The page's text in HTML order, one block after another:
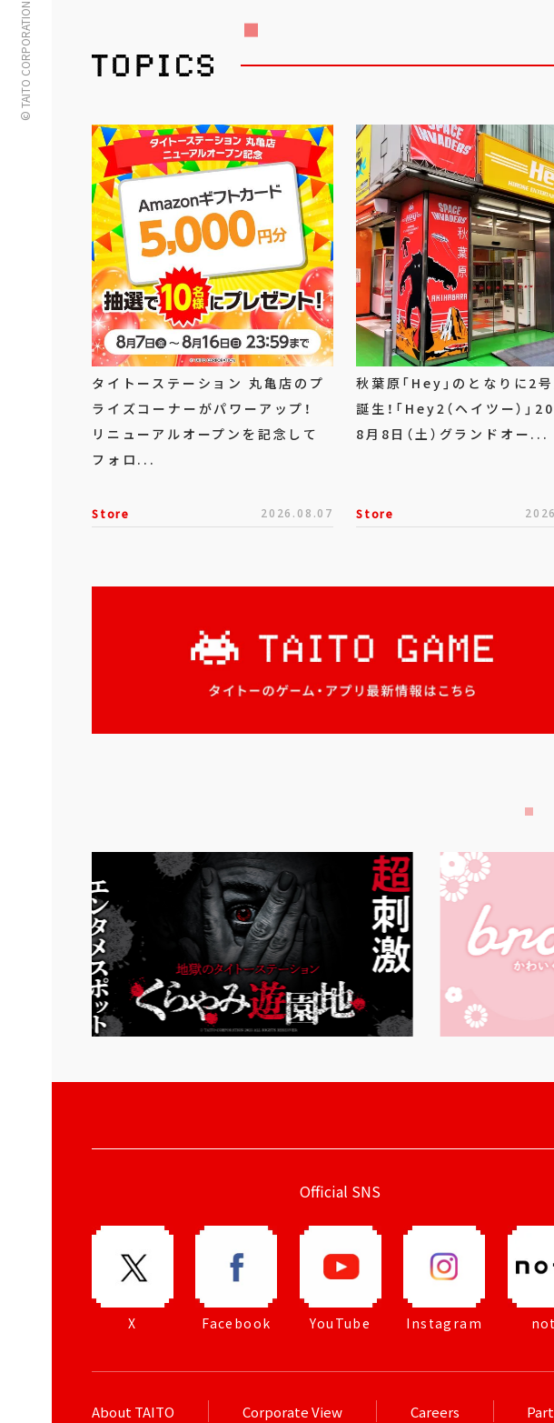
© TAITO CORPORATION
タイトーステーション 丸亀店のプ
ライズコーナーがパワーアップ！
リニューアルオープンを記念して
フォロ...
Store 2026.08.07
秋葉原「Hey」のとなりに2
誕生！「Hey2（ヘイツー）」
8月8日（土）グランドオー...
Store
Official SNS
X Facebook YouTube Instagram
About TAITO Corporate View Careers